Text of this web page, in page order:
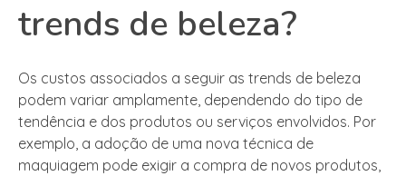
trends de beleza?
Os custos associados a seguir as trends de beleza
podem variar amplamente, dependendo do tipo de
tendência e dos produtos ou serviços envolvidos. Por
exemplo, a adoção de uma nova técnica de
maquiagem pode exigir a compra de novos produtos,